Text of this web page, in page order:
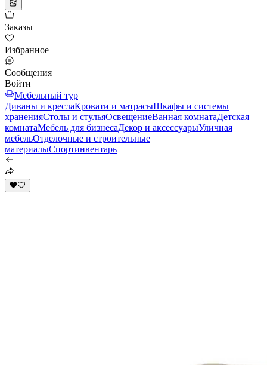
Заказы
Избранное
Сообщения
Войти
Мебельный тур
Диваны и креслаКровати и матрасыШкафы и системы
храненияСтолы и стульяОсвещениеВанная комнатаДетская
комнатаМебель для бизнесаДекор и аксессуарыУличная
мебельОтделочные и строительные
материалыСпортинвентарь